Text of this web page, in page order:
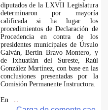
diputados de la LXVII Legislatura
determinaron por mayoría
calificada si ha lugar los
procedimientos de Declaración de
Procedencia en contra de los
presidentes municipales de Úrsulo
Galván, Bertín Bravo Montero, y
de Ixhuatlán del Sureste, Raúl
González Martínez, con base en las
conclusiones presentadas por la
Comisión Permanente Instructora.
En